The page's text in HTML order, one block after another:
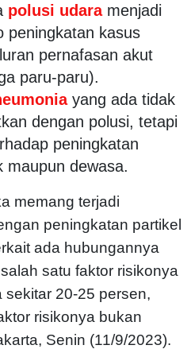
polusi udara menjadi
peningkatan kasus
pernafasan akut
paru-paru).
yang ada tidak
dengan polusi, tetapi
peningkatan
maupun dewasa.
memang terjadi
peningkatan partikel
ada hubungannya
satu faktor risikonya
20-25 persen,
risikonya bukan
Senin (11/9/2023).